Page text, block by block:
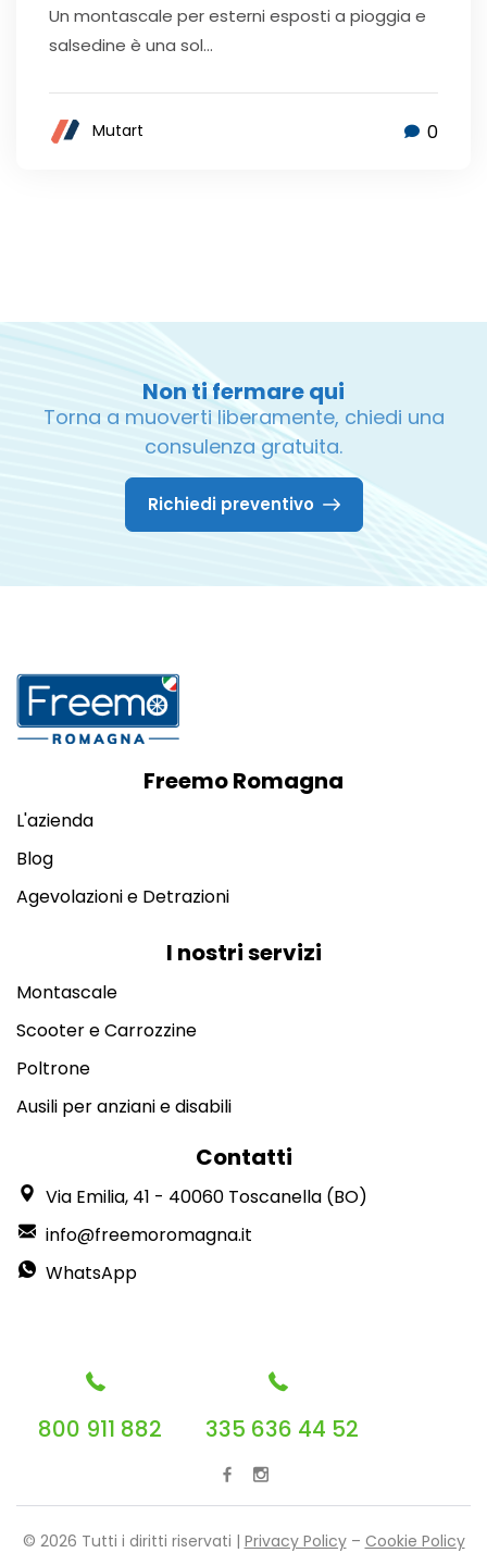
Un montascale per esterni esposti a pioggia e
salsedine è una sol...
Mutart 0
Non ti fermare qui
Torna a muoverti liberamente, chiedi una
consulenza gratuita.
Richiedi preventivo
Freemo Romagna
L'azienda
Blog
Agevolazioni e Detrazioni
I nostri servizi
Montascale
Scooter e Carrozzine
Poltrone
Ausili per anziani e disabili
Contatti
Via Emilia, 41 - 40060 Toscanella (BO)
info@freemoromagna.it
WhatsApp
800 911 882 335 636 44 52
© 2026 Tutti i diritti riservati | Privacy Policy– Cookie Policy